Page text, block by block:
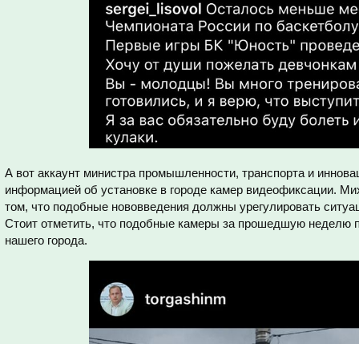
А вот аккаунт министра промышленности, транспорта и
информацией об установке в городе камер видеофиксации.
том, что подобные нововведения должны урегулировать
Стоит отметить, что подобные камеры за прошедшую неделю
нашего города.